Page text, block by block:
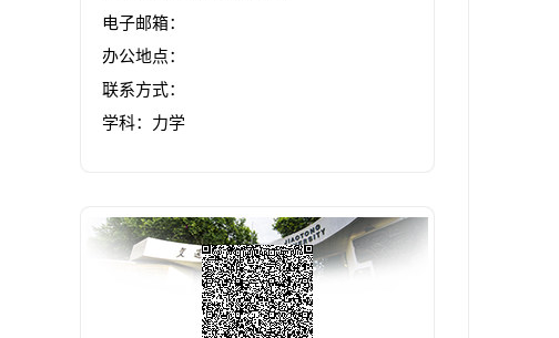
电子邮箱：
办公地点：
联系方式：
学科：力学